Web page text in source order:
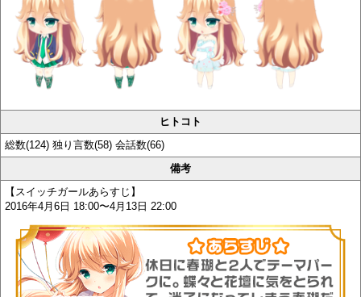
ヒトコト
総数(124) 独り言数(58) 会話数(66)
備考
【スイッチガールあらすじ】
2016年4月6日 18:00〜4月13日 22:00